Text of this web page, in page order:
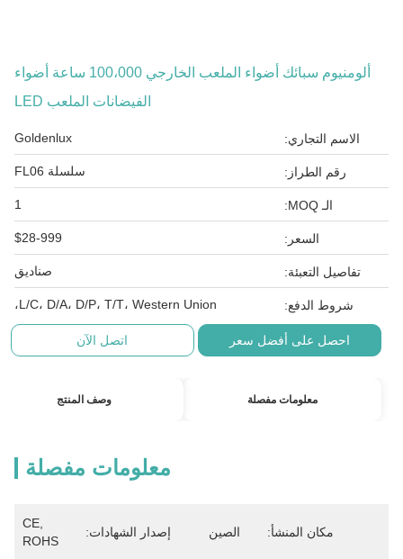
ألومنيوم سبائك أضواء الملعب الخارجي 100،000 ساعة أضواء
الفيضانات الملعب LED
الاسم التجاري: Goldenlux
رقم الطراز: سلسلة FL06
الـ MOQ: 1
السعر: $28-999
تفاصيل التعبئة: صناديق
شروط الدفع: L/C، D/A، D/P، T/T، Western Union،
احصل على أفضل سعر اتصل الآن
معلومات مفصلة وصف المنتج
معلومات مفصلة
مكان المنشأ: الصين إصدار الشهادات:
CE,
ROHS